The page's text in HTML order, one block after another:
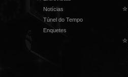
Notícias
Túnel do Tempo
Enquetes
☆
☆